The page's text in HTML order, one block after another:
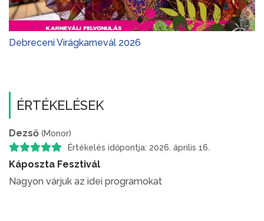
Debreceni Virágkarnevál 2026
ÉRTÉKELÉSEK
Dezső (Monor)
Értékelés időpontja: 2026. április 16.
Káposzta Fesztivál
Nagyon várjuk az idei programokat